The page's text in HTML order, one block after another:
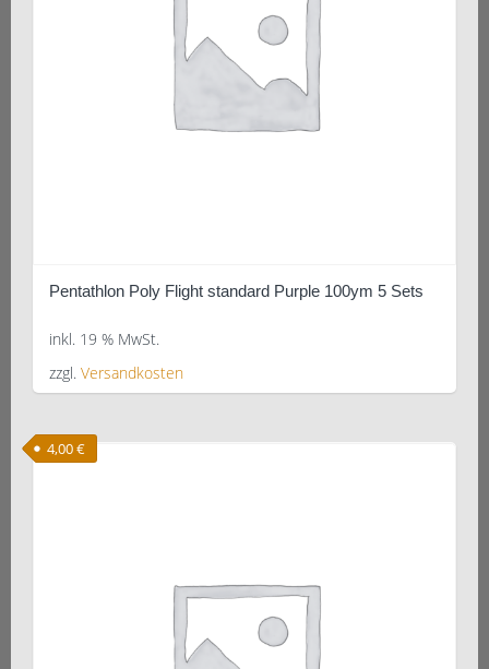
Pentathlon Poly Flight standard Purple 100ym 5 Sets
inkl. 19 % MwSt.
zzgl. Versandkosten
4,00€